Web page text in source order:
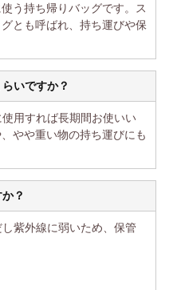
う持ち帰りバッグです。ス
とも呼ばれ、持ち運びや保
いですか？
用すれば長期間お使いい
やや重い物の持ち運びにも
？
紫外線に弱いため、保管